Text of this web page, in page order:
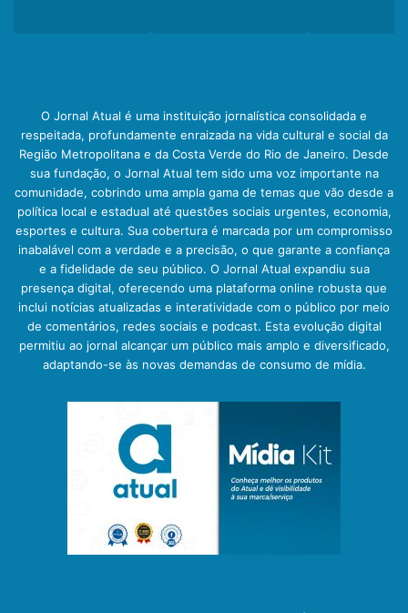
O Jornal Atual é uma instituição jornalística consolidada e
respeitada, profundamente enraizada na vida cultural e social da
Região Metropolitana e da Costa Verde do Rio de Janeiro. Desde
sua fundação, o Jornal Atual tem sido uma voz importante na
comunidade, cobrindo uma ampla gama de temas que vão desde a
política local e estadual até questões sociais urgentes, economia,
esportes e cultura. Sua cobertura é marcada por um compromisso
inabalável com a verdade e a precisão, o que garante a confiança
e a fidelidade de seu público. O Jornal Atual expandiu sua
presença digital, oferecendo uma plataforma online robusta que
inclui notícias atualizadas e interatividade com o público por meio
de comentários, redes sociais e podcast. Esta evolução digital
permitiu ao jornal alcançar um público mais amplo e diversificado,
adaptando-se às novas demandas de consumo de mídia.